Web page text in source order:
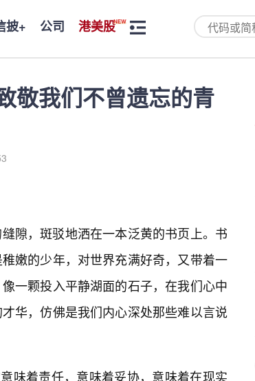
披+ 公司 港美股
敬我们不曾遗忘的青
隙，斑驳地洒在一本泛黄的书页上。书
嫩的少年，对世界充满好奇，又带着一
一颗投入平静湖面的石子，在我们心中
华，仿佛是我们内心深处那些难以言说
味着责任，意味着妥协，意味着在现实